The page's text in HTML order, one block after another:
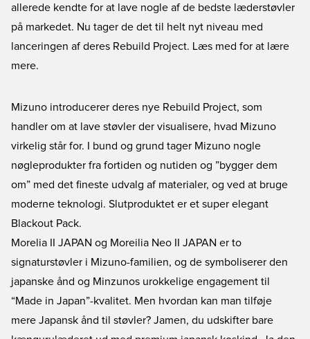
allerede kendte for at lave nogle af de bedste læderstøvler
på markedet. Nu tager de det til helt nyt niveau med
lanceringen af deres Rebuild Project. Læs med for at lære
mere.
Mizuno introducerer deres nye Rebuild Project, som
handler om at lave støvler der visualisere, hvad Mizuno
virkelig står for. I bund og grund tager Mizuno nogle
nøgleprodukter fra fortiden og nutiden og ”bygger dem
om” med det fineste udvalg af materialer, og ved at bruge
moderne teknologi. Slutproduktet er et super elegant
Blackout Pack.
Morelia II JAPAN og Moreilia Neo II JAPAN er to
signaturstøvler i Mizuno-familien, og de symboliserer den
japanske ånd og Minzunos urokkelige engagement til
“Made in Japan”-kvalitet. Men hvordan kan man tilføje
mere Japansk ånd til støvler? Jamen, du udskifter bare